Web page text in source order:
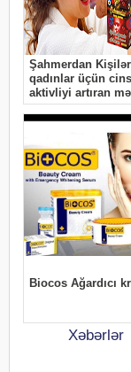
Xəbərlər